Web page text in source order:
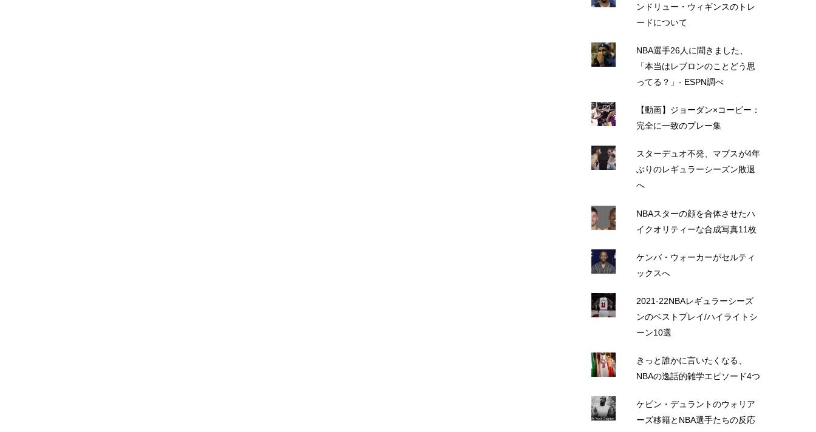
ンドリュー・ウィギンスのトレ
ードについて
NBA選手26人に聞きました、
「本当はレブロンのことどう思
ってる？」- ESPN調べ
【動画】ジョーダン×コービー：
完全に一致のプレー集
スターデュオ不発、マブスが4年
ぶりのレギュラーシーズン敗退
へ
NBAスターの顔を合体させたハ
イクオリティーな合成写真11枚
ケンバ・ウォーカーがセルティ
ックスへ
2021-22NBAレギュラーシーズ
ンのベストプレイ/ハイライトシ
ーン10選
きっと誰かに言いたくなる、
NBAの逸話的雑学エピソード4つ
ケビン・デュラントのウォリア
ーズ移籍とNBA選手たちの反応